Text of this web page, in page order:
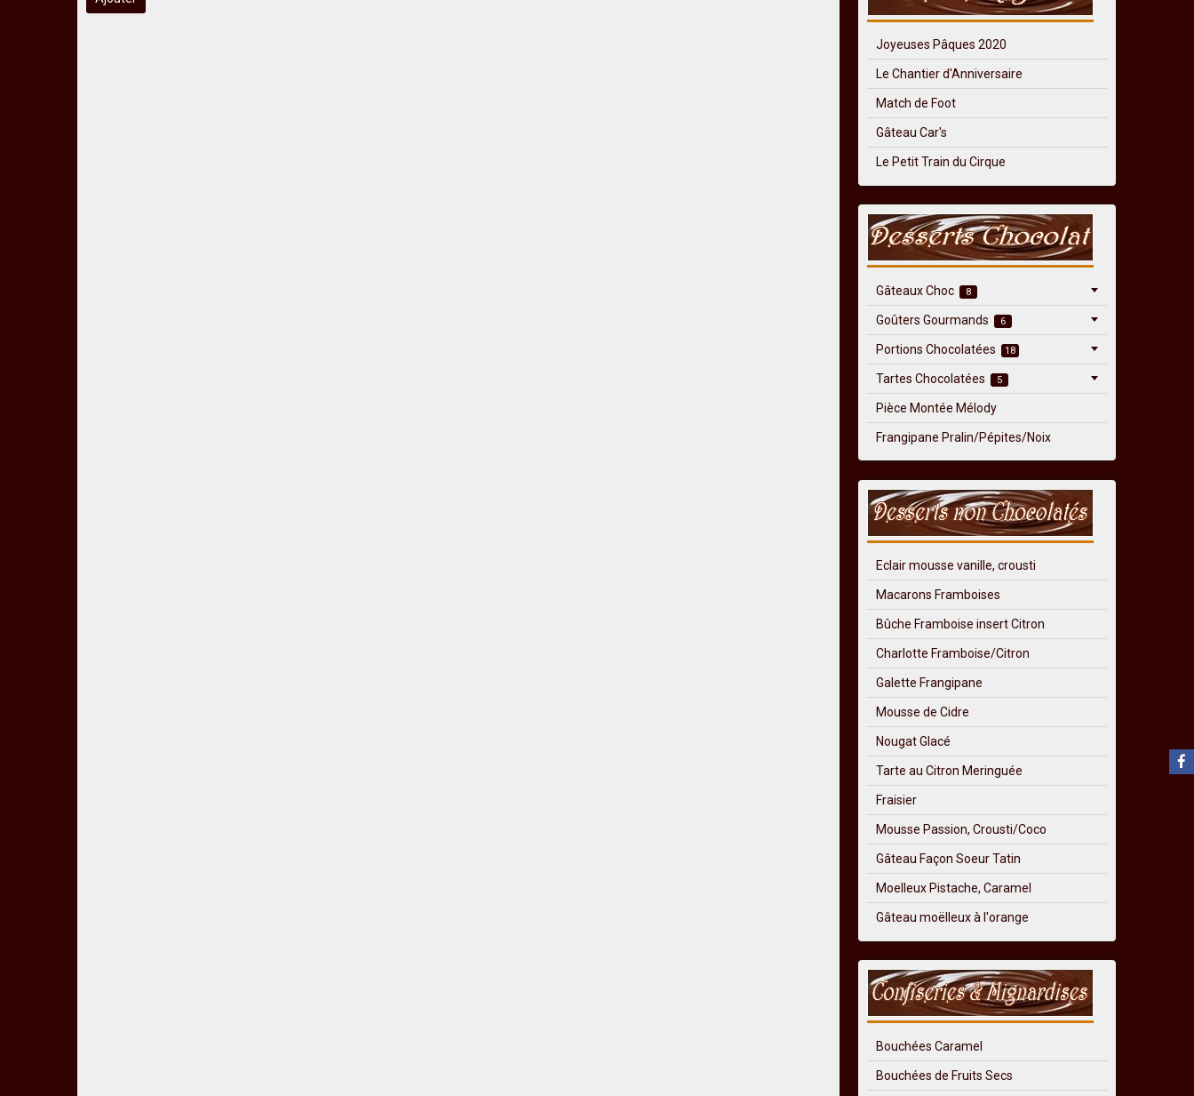
Joyeuses Pâques 2020
Le Chantier d'Anniversaire
Match de Foot
Gâteau Car's
Le Petit Train du Cirque
Gâteaux Choc 8
Goûters Gourmands 6
Portions Chocolatées 18
Tartes Chocolatées 5
Pièce Montée Mélody
Frangipane Pralin/Pépites/Noix
Eclair mousse vanille, crousti
Macarons Framboises
Bûche Framboise insert Citron
Charlotte Framboise/Citron
Galette Frangipane
Mousse de Cidre
Nougat Glacé
Tarte au Citron Meringuée
Fraisier
Mousse Passion, Crousti/Coco
Gâteau Façon Soeur Tatin
Moelleux Pistache, Caramel
Gâteau moëlleux à l'orange
Bouchées Caramel
Bouchées de Fruits Secs